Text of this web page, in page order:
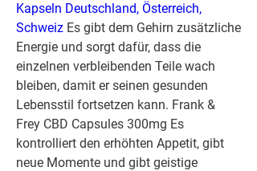
Kapseln Deutschland, Österreich,
Schweiz Es gibt dem Gehirn zusätzliche
Energie und sorgt dafür, dass die
einzelnen verbleibenden Teile wach
bleiben, damit er seinen gesunden
Lebensstil fortsetzen kann. Frank &
Frey CBD Capsules 300mg Es
kontrolliert den erhöhten Appetit, gibt
neue Momente und gibt geistige